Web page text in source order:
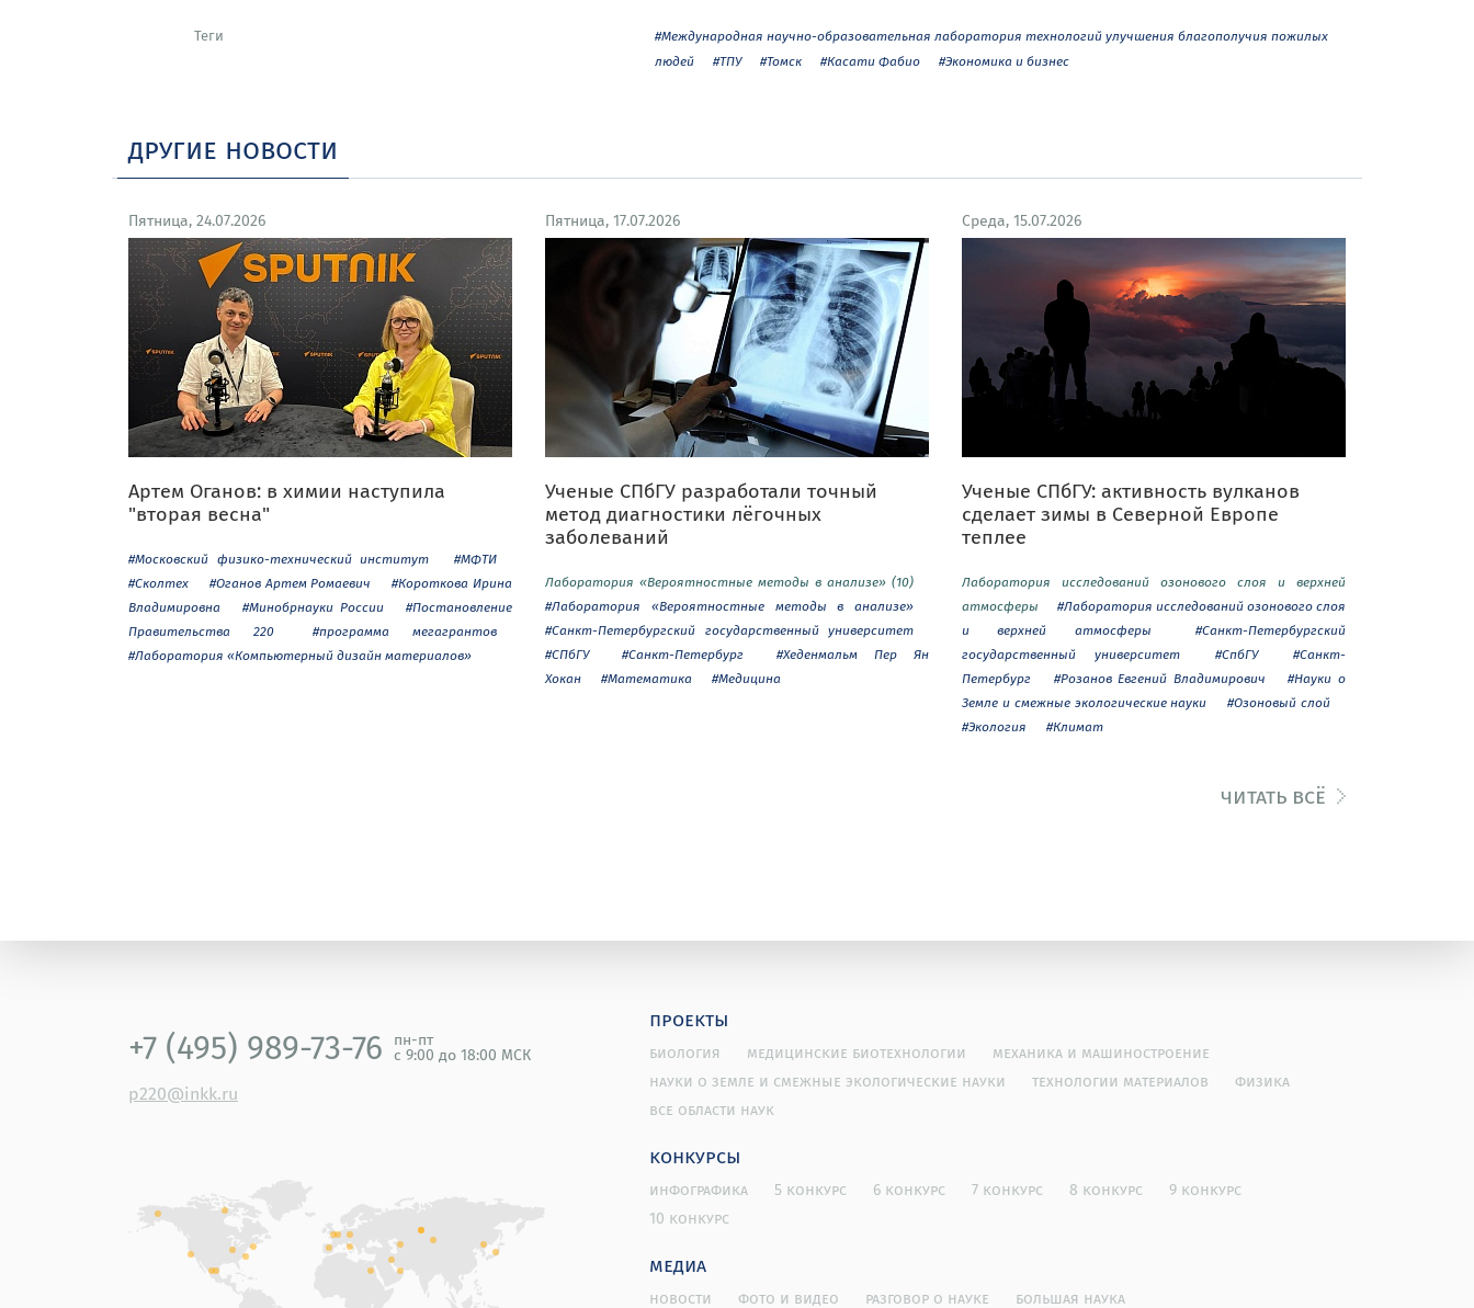
Теги
#Международная научно-образовательная лаборатория технологий улучшения благополучия пожилых
людей
#ТПУ #Томск #Касати Фабио #Экономика и бизнес
другие новости
Пятница, 24.07.2026
Артем Оганов: в химии наступила
"вторая весна"
#Московский физико-технический институт
#МФТИ
#Сколтех
#Оганов Артем Ромаевич
#Короткова Ирина
Владимировна
#Минобрнауки России
#Постановление
Правительства 220
#программа мегагрантов
#Лаборатория «Компьютерный дизайн материалов»
Пятница, 17.07.2026
Ученые СПбГУ разработали точный
метод диагностики лёгочных
заболеваний
Лаборатория «Вероятностные методы в анализе» (10)
#Лаборатория «Вероятностные методы в анализе»
#Санкт-Петербургский государственный университет
#СПбГУ
#Санкт-Петербург
#Хеденмальм Пер Ян
Хокан
#Математика #Медицина
Среда, 15.07.2026
Ученые СПбГУ: активность вулканов
сделает зимы в Северной Европе
теплее
Лаборатория исследований озонового слоя и верхней
атмосферы
#Лаборатория исследований озонового слоя
и верхней атмосферы
#Санкт-Петербургский
государственный университет
#СпбГУ
#Санкт-
Петербург
#Розанов Евгений Владимирович
#Науки о
Земле и смежные экологические науки
#Озоновый слой
#Экология
#Климат
читать всё
+7 (495) 989-73-76 пн-пт
с 9:00 до 18:00 МСК
p220@inkk.ru
проекты
биология медицинские биотехнологии
механика и машиностроение
науки о земле и смежные экологические науки
технологии материалов
физика
все области наук
конкурсы
инфографика 5 конкурс 6 конкурс 7 конкурс 8 конкурс
9 конкурс
10 конкурс
медиа
новости фото и видео разговор о науке большая наука